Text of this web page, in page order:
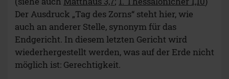
Der Ausdruck „Tag des Zorns“ steht hier, wie
auch an anderer Stelle, synonym für das
Endgericht. In diesem letzten Gericht wird
wiederhergestellt werden, was auf der Erde nicht
möglich ist: Gerechtigkeit.